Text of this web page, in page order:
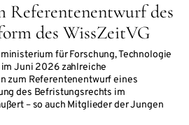
Referentenentwurf des
des WissZeitVG
für Forschung, Technologie
Juni 2026 zahlreiche
zum Referentenentwurf eines
des Befristungsrechts im
– so auch Mitglieder der Jungen